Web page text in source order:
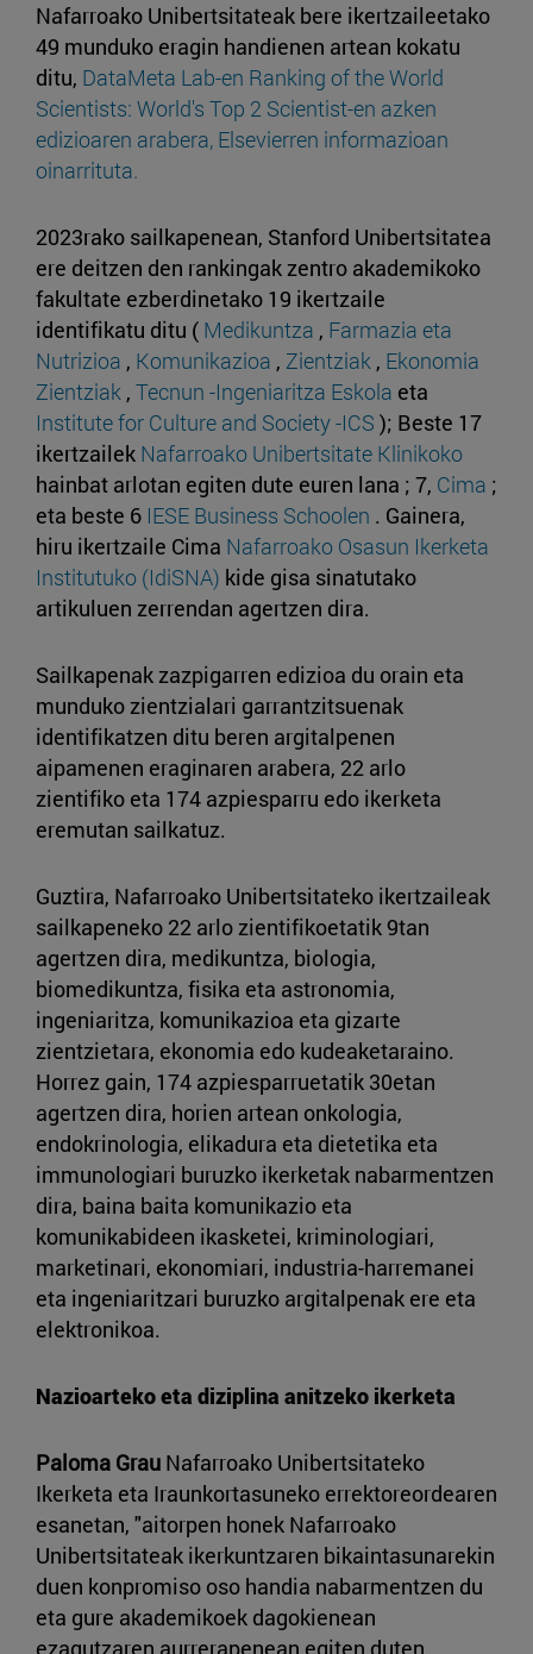
Nafarroako Unibertsitateak bere ikertzaileetako
49 munduko eragin handienen artean kokatu
ditu, DataMeta Lab-en Ranking of the World
Scientists: World's Top 2 Scientist-en azken
edizioaren arabera, Elsevierren informazioan
oinarrituta.
2023rako sailkapenean, Stanford Unibertsitatea
ere deitzen den rankingak zentro akademikoko
fakultate ezberdinetako 19 ikertzaile
identifikatu ditu ( Medikuntza , Farmazia eta
Nutrizioa , Komunikazioa , Zientziak , Ekonomia
Zientziak , Tecnun -Ingeniaritza Eskola eta
Institute for Culture and Society -ICS ); Beste 17
ikertzailek Nafarroako Unibertsitate Klinikoko
hainbat arlotan egiten dute euren lana ; 7, Cima ;
eta beste 6 IESE Business Schoolen . Gainera,
hiru ikertzaile Cima Nafarroako Osasun Ikerketa
Institutuko (IdiSNA) kide gisa sinatutako
artikuluen zerrendan agertzen dira.
Sailkapenak zazpigarren edizioa du orain eta
munduko zientzialari garrantzitsuenak
identifikatzen ditu beren argitalpenen
aipamenen eraginaren arabera, 22 arlo
zientifiko eta 174 azpiesparru edo ikerketa
eremutan sailkatuz.
Guztira, Nafarroako Unibertsitateko ikertzaileak
sailkapeneko 22 arlo zientifikoetatik 9tan
agertzen dira, medikuntza, biologia,
biomedikuntza, fisika eta astronomia,
ingeniaritza, komunikazioa eta gizarte
zientzietara, ekonomia edo kudeaketaraino.
Horrez gain, 174 azpiesparruetatik 30etan
agertzen dira, horien artean onkologia,
endokrinologia, elikadura eta dietetika eta
immunologiari buruzko ikerketak nabarmentzen
dira, baina baita komunikazio eta
komunikabideen ikasketei, kriminologiari,
marketinari, ekonomiari, industria-harremanei
eta ingeniaritzari buruzko argitalpenak ere eta
elektronikoa.
Nazioarteko eta diziplina anitzeko ikerketa
Paloma Grau Nafarroako Unibertsitateko
Ikerketa eta Iraunkortasuneko errektoreordearen
esanetan, "aitorpen honek Nafarroako
Unibertsitateak ikerkuntzaren bikaintasunarekin
duen konpromiso oso handia nabarmentzen du
eta gure akademikoek dagokienean